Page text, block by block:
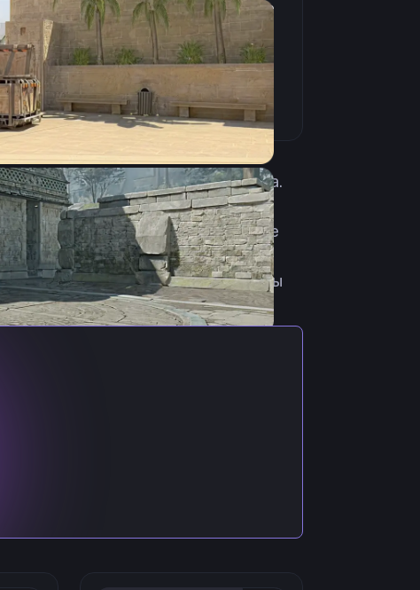
Растянутое
Родился 18 марта 2002 года.
Team Vertex, к которым он
Berzerk, PENTA Sports. В январе
В конце сентября периодически
основным игроком команды